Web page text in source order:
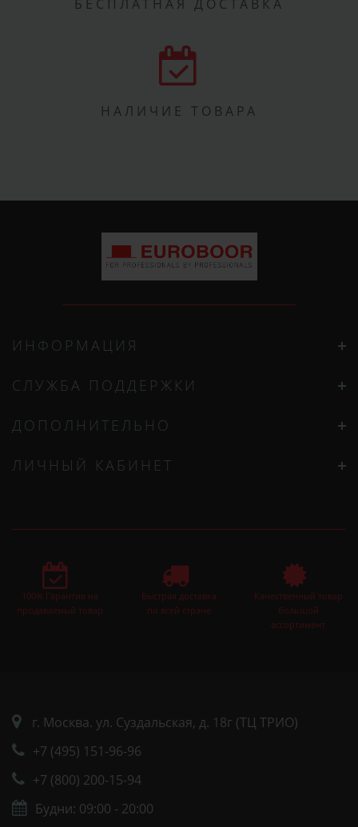
БЕСПЛАТНАЯ ДОСТАВКА
НАЛИЧИЕ ТОВАРА
ИНФОРМАЦИЯ
СЛУЖБА ПОДДЕРЖКИ
ДОПОЛНИТЕЛЬНО
ЛИЧНЫЙ КАБИНЕТ
100% Гарантия на
продаваемый товар
Быстрая доставка
по всей стране
Качественный товар
большой
ассортимент
г. Москва. ул. Суздальская, д. 18г (ТЦ ТРИО)
+7 (495) 151-96-96
+7 (800) 200-15-94
Будни: 09:00 - 20:00